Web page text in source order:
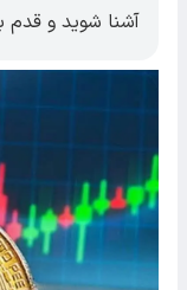
آشنا شوید و قدم